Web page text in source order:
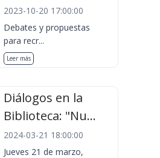
2023-10-20 17:00:00
Debates y propuestas
para recr...
Leer más
Diálogos en la
Biblioteca: "Nu...
2024-03-21 18:00:00
Jueves 21 de marzo,